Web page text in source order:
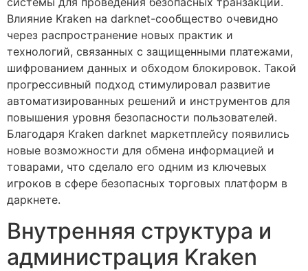
Влияние Kraken на darknet-сообщество очевидно
через распространение новых практик и
технологий, связанных с защищенными платежами,
шифрованием данных и обходом блокировок. Такой
прогрессивный подход стимулировал развитие
автоматизированных решений и инструментов для
повышения уровня безопасности пользователей.
Благодаря Kraken darknet маркетплейсу появились
новые возможности для обмена информацией и
товарами, что сделало его одним из ключевых
игроков в сфере безопасных торговых платформ в
даркнете.
Внутренняя структура и
администрация Kraken